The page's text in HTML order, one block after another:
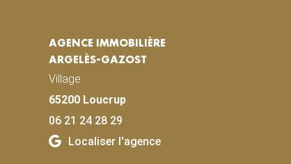
AGENCE IMMOBILIÈRE
ARGELÈS-GAZOST
Village
65200 Loucrup
06 21 24 28 29
Localiser l'agence